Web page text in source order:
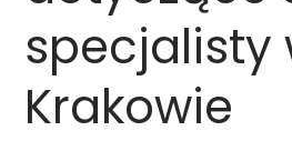
specjalisty
Krakowie